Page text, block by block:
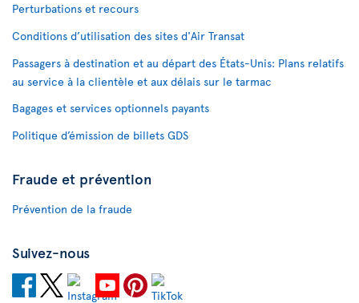
Perturbations et recours
Conditions d’utilisation des sites d'Air Transat
Passagers à destination et au départ des États-Unis: Plans relatifs
au service à la clientèle et aux délais sur le tarmac
Bagages et services optionnels payants
Politique d’émission de billets GDS
Fraude et prévention
Prévention de la fraude
Suivez-nous